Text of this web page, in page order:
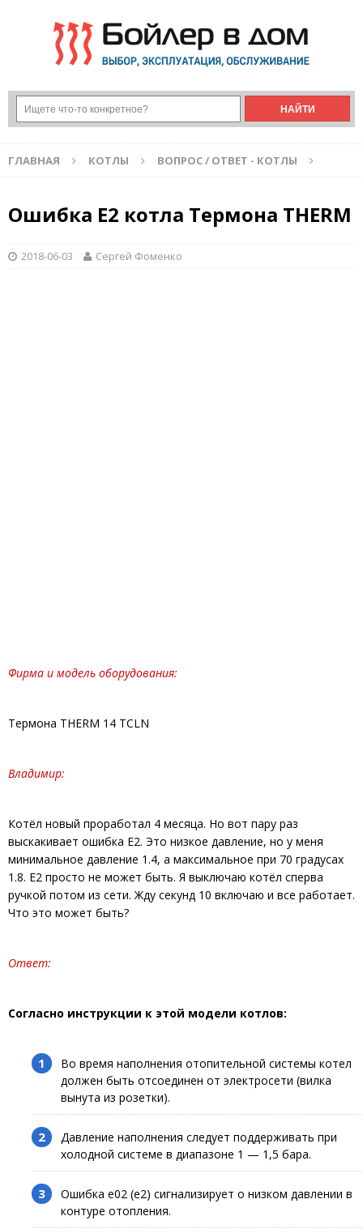
ГЛАВНАЯ КОТЛЫ ВОПРОС / ОТВЕТ - КОТЛЫ
Ошибка Е2 котла Термона THERM
2018-06-03 Сергей Фоменко
Фирма и модель оборудования:
Термона THERM 14 TCLN
Владимир:
Котёл новый проработал 4 месяца. Но вот пару раз
выскакивает ошибка Е2. Это низкое давление, но у меня
минимальное давление 1.4, а максимальное при 70 градусах
1.8. Е2 просто не может быть. Я выключаю котёл сперва
ручкой потом из сети. Жду секунд 10 включаю и все работает.
Что это может быть?
Ответ:
Согласно инструкции к этой модели котлов:
Во время наполнения отопительной системы котел
должен быть отсоединен от электросети (вилка
вынута из розетки).
Давление наполнения следует поддерживать при
холодной системе в диапазоне 1 — 1,5 бара.
Ошибка е02 (е2) сигнализирует о низком давлении в
контуре отопления.